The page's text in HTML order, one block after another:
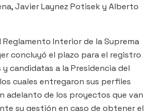
Javier Laynez Potisek y Alberto
Reglamento Interior de la Suprema
concluyó el plazo para el registro
candidatas a la Presidencia del
cuales entregaron sus perfiles
adelanto de los proyectos que van
su gestión en caso de obtener el